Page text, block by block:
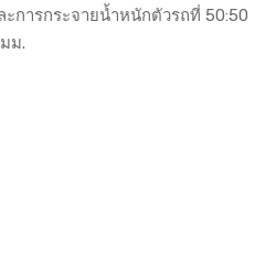
ะการกระจายน้ำหนักตัวรถที่ 50:50
ม.